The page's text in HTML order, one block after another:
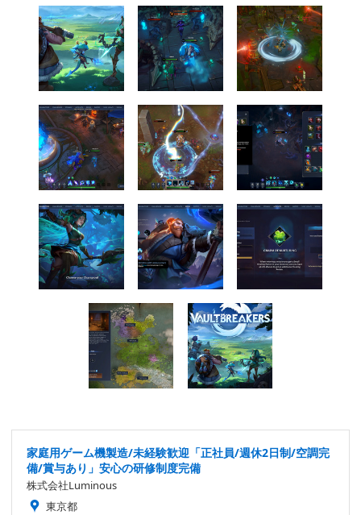
家庭用ゲーム機製造/未経験歓迎「正社員/週休2日制/空調完
備/賞与あり」安心の研修制度完備
株式会社Luminous
東京都